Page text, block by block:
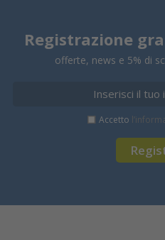
Registrazione
offerte, news e 5% di
Accetto